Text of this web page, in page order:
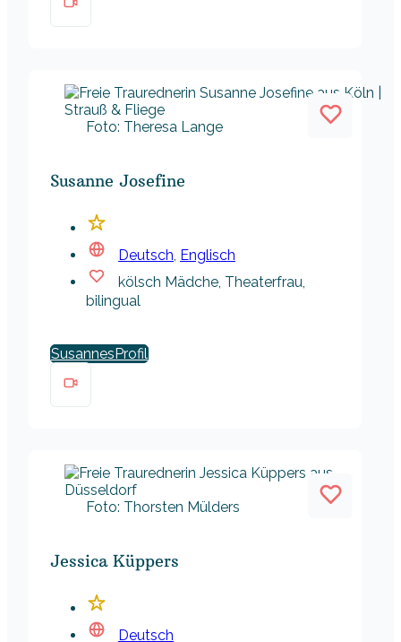
Foto: Theresa Lange
Susanne Josefine
Deutsch, Englisch
kölsch Mädche, Theaterfrau,
bilingual
Susannes
Foto: Thorsten Mülders
Jessica Küppers
Deutsch